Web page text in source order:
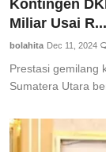
Kontingen
Miliar Usai R...
bolahita Dec 11, 2024
Prestasi gemilang
Sumatera Utara